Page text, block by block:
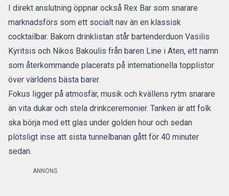
I direkt anslutning öppnar också Rex Bar som snarare
marknadsförs som ett socialt nav än en klassisk
cocktailbar. Bakom drinklistan står bartenderduon Vasilis
Kyritsis och Nikos Bakoulis från baren Line i Aten, ett namn
som återkommande placerats på internationella topplistor
över världens bästa barer.
Fokus ligger på atmosfär, musik och kvällens rytm snarare
än vita dukar och stela drinkceremonier. Tanken är att folk
ska börja med ett glas under golden hour och sedan
plötsligt inse att sista tunnelbanan gått för 40 minuter
sedan.
ANNONS